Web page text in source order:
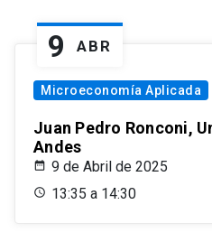
9 ABR
Microeconomía Aplicada
Juan Pedro Ronconi,
Andes
9 de Abril de 2025
13:35 a 14:30